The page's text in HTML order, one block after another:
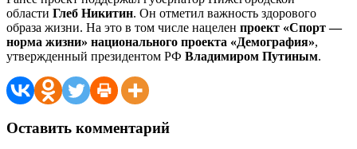
области Глеб Никитин. Он отметил важность здорового
образа жизни. На это в том числе нацелен проект «Спорт —
норма жизни» национального проекта «Демография»,
утвержденный президентом РФ Владимиром Путиным.
Оставить комментарий